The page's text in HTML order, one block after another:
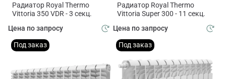
Радиатор Royal Thermo
Vittoria 350 VDR - 3 секц.
Цена по запросу
Радиатор Royal Thermo
Vittoria Super 300 - 11 секц.
Цена по запросу
Под заказ Под заказ